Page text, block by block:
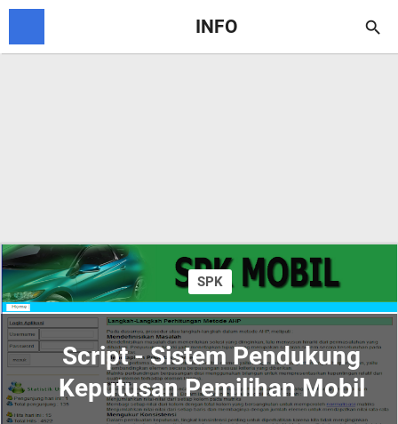
INFO 
Script - Sistem Pendukung
Keputusan Pemilihan Mobil
SPK